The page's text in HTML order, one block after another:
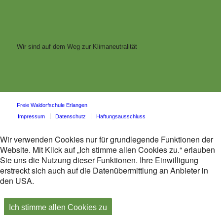
Wir sind auf dem Weg zur Klimaneutralität
Freie Waldorfschule Erlangen
Impressum
Datenschutz Haftungsausschluss
Wir verwenden Cookies nur für grundlegende Funktionen der
Website. Mit Klick auf „Ich stimme allen Cookies zu.“ erlauben
Sie uns die Nutzung dieser Funktionen. Ihre Einwilligung
erstreckt sich auch auf die Datenübermittlung an Anbieter in
den USA.
Ich stimme allen Cookies zu